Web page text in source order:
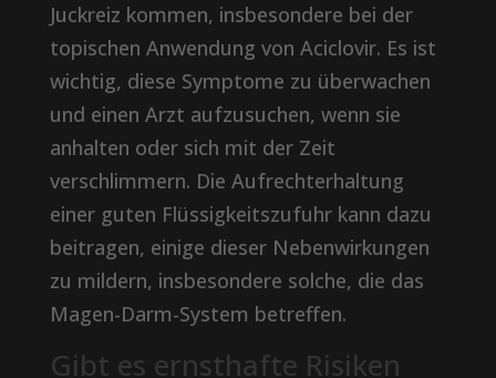
Juckreiz kommen, insbesondere bei der
topischen Anwendung von Aciclovir. Es ist
wichtig, diese Symptome zu überwachen
und einen Arzt aufzusuchen, wenn sie
anhalten oder sich mit der Zeit
verschlimmern. Die Aufrechterhaltung
einer guten Flüssigkeitszufuhr kann dazu
beitragen, einige dieser Nebenwirkungen
zu mildern, insbesondere solche, die das
Magen-Darm-System betreffen.
Gibt es ernsthafte Risiken